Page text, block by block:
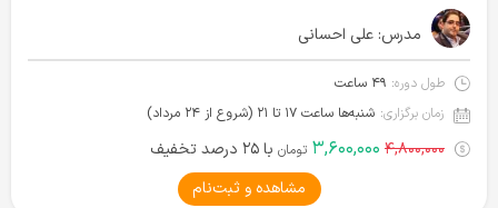
مدرس: علی احسانی
طول دوره: ۴۹ ساعت
زمان برگزاری: شنبه‌ها ساعت ۱۷ تا ۲۱ (شروع از ۲۴ مرداد)
۴,۸۰۰,۰۰۰ ۳,۶۰۰,۰۰۰ تومان با ۲۵ درصد تخفیف
مشاهده و ثبت‌نام